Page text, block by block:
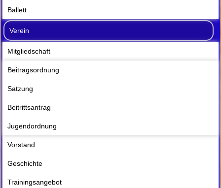
Ballett
Verein
Mitgliedschaft
Beitragsordnung
Satzung
Beitrittsantrag
Jugendordnung
Vorstand
Geschichte
Trainingsangebot